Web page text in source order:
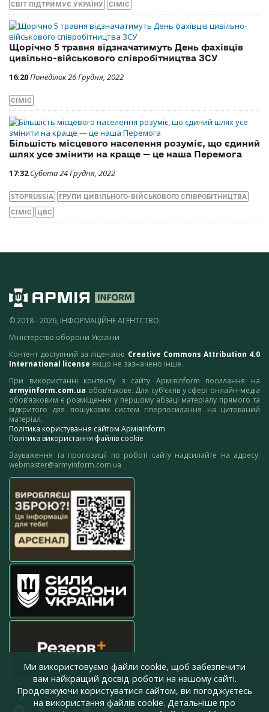
СВІТ ПІДТРИМУЄ УКРАЇНУ СІМІС
Щорічно 5 травня відзначатимуть День фахівців
цивільно-військового співробітництва ЗСУ
16:20Понеділок 26 Грудня, 2022
СІМІС
Більшість місцевого населення розуміє, що єдиний
шлях усе змінити на краще — це наша Перемога
17:32 Субота 24 Грудня, 2022
STOPRUSSIA ГРУПИ ЦИВІЛЬНОГО-ВІЙСЬКОВОГО СПІВРОБІТНИЦТВА
СІМІС ЦВС
© 2018 - 2026, ІНФОРМАЦІЙНЕ АГЕНТСТВО,
Міністерство оборони України
Контент доступний за ліцензією Creative Commons Attribution 4.0
International license якщо не зазначено інше.
При використанні контенту з сайту АрміяInform посилання на
armyinform.com.ua обов’язкове. Для суб’єктів у сфері онлайн-медіа
обов’язковим є розміщення у першому абзаці матеріалу прямого та
відкритого для пошукових систем гіперпосилання на цитований
матеріал.
Політика користування сайтом АрміяInform
Політика використання файлів cookie
Зауваження та пропозиції по роботі сайту надсилайте на адресу:
webmaster@armyinform.com.ua
press@armyinform.com.ua
Ми використовуємо файли cookie, щоб забезпечити
вам найкращий досвід роботи на нашому сайті.
Продовжуючи користуватися сайтом, ви погоджуєтесь
на використання файлів cookie. Детальніше про